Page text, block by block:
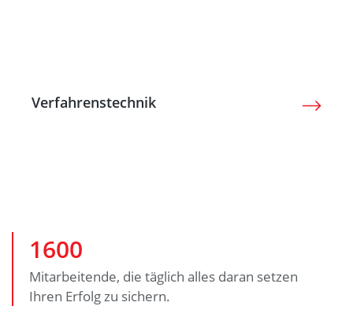
Verfahrenstechnik
1600
Mitarbeitende, die täglich alles daran setzen
Ihren Erfolg zu sichern.